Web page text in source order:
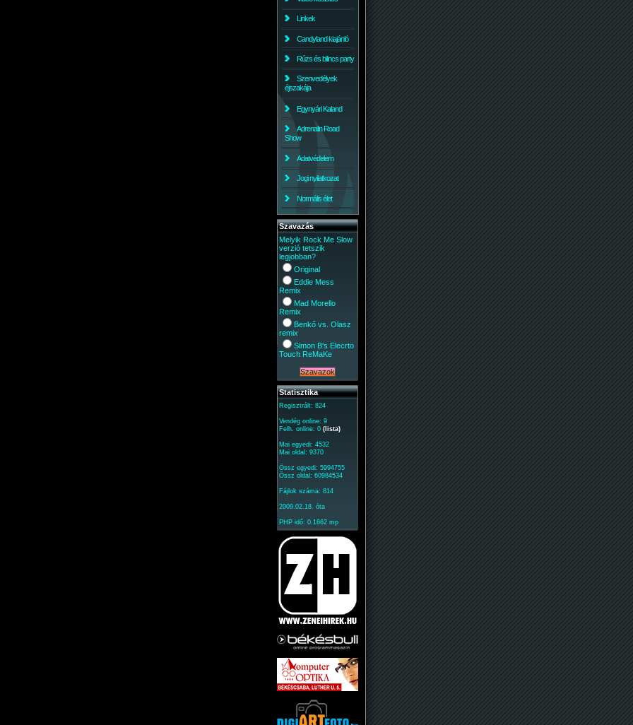
Linkek
Candyland kiajánló
Rúzs és bilincs party
Szenvedélyek
éjszakája
Egynyári Kaland
Adrenalin Road
Show
Adatvédelem
Jogi nyilatkozat
Normális élet
Szavazás
Melyik Rock Me Slow
verzió tetszik
legjobban?
Original
Eddie Mess
Remix
Mad Morello
Remix
Benkő vs. Olasz
remix
Simon B's Elecrto
Touch ReMaKe
Statisztika
Regisztrált: 824
Vendég online: 9
Felh. online: 0 (lista)
Mai egyedi: 4532
Mai oldal: 9370
Össz egyedi: 5994755
Össz oldal: 60984534
Fájlok száma: 814
2009.02.18. óta
PHP idő: 0.1662 mp